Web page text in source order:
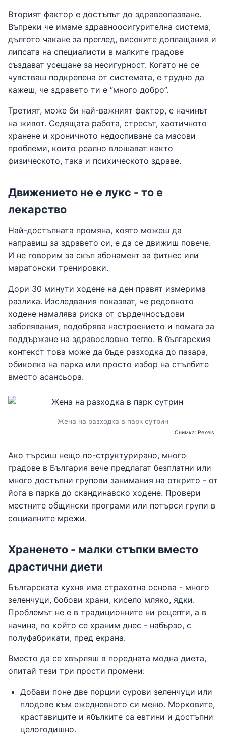
Вторият фактор е достъпът до здравеопазване.
Въпреки че имаме здравноосигурителна система,
дългото чакане за преглед, високите доплащания и
липсата на специалисти в малките градове
създават усещане за несигурност. Когато не се
чувстваш подкрепена от системата, е трудно да
кажеш, че здравето ти е “много добро”.
Третият, може би най-важният фактор, е начинът
на живот. Седящата работа, стресът, хаотичното
хранене и хроничното недоспиване са масови
проблеми, които реално влошават както
физическото, така и психическото здраве.
Движението не е лукс - то е
лекарство
Най-достъпната промяна, която можеш да
направиш за здравето си, е да се движиш повече.
И не говорим за скъп абонамент за фитнес или
маратонски тренировки.
Дори 30 минути ходене на ден правят измерима
разлика. Изследвания показват, че редовното
ходене намалява риска от сърдечносъдови
заболявания, подобрява настроението и помага за
поддържане на здравословно тегло. В българския
контекст това може да бъде разходка до пазара,
обиколка на парка или просто избор на стълбите
вместо асансьора.
Жена на разходка в парк сутрин
Снимка: Pexels
Ако търсиш нещо по-структурирано, много
градове в България вече предлагат безплатни или
много достъпни групови занимания на открито - от
йога в парка до скандинавско ходене. Провери
местните общински програми или потърси групи в
социалните мрежи.
Храненето - малки стъпки вместо
драстични диети
Българската кухня има страхотна основа - много
зеленчуци, бобови храни, кисело мляко, ядки.
Проблемът не е в традиционните ни рецепти, а в
начина, по който се храним днес - набързо, с
полуфабрикати, пред екрана.
Вместо да се хвърляш в поредната модна диета,
опитай тези три прости промени:
Добави поне две порции сурови зеленчуци или
плодове към ежедневното си меню. Морковите,
краставиците и ябълките са евтини и достъпни
целогодишно.